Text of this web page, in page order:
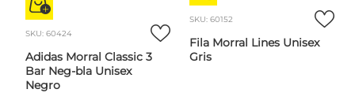
SKU: 60424
Adidas Morral Classic 3
Bar Neg-bla Unisex
Negro
SKU: 60152
Fila Morral Lines Unisex
Gris